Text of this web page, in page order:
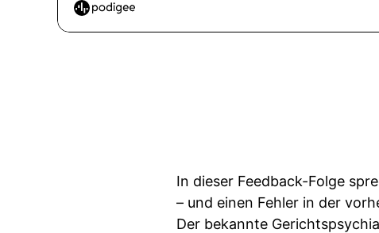
In dieser Feedback-Folge
– und einen Fehler in der
Der bekannte